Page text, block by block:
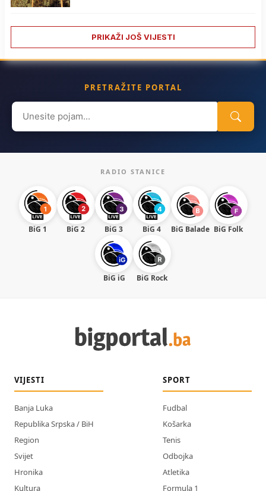
PRIKAŽI JOŠ VIJESTI
PRETRAŽITE PORTAL
Search
for:
RADIO STANICE
BiG 1 BiG 2 BiG 3 BiG 4 BiG Balade BiG Folk
BiG iG BiG Rock
VIJESTI
Banja Luka
Republika Srpska / BiH
Region
Svijet
Hronika
Kultura
SPORT
Fudbal
Košarka
Tenis
Odbojka
Atletika
Formula 1